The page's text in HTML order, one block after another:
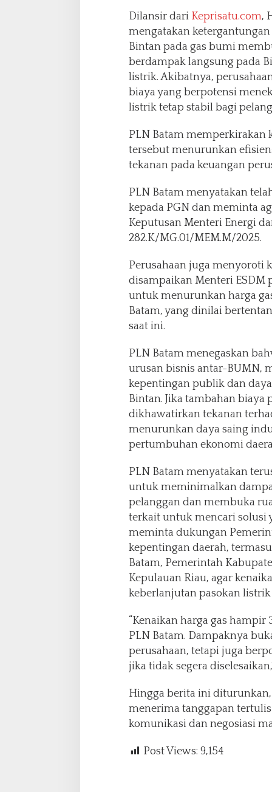
Dilansir dari Keprisatu.com,
mengatakan
Bintan pada gas bumi
berdampak langsung pada
listrik. Akibatnya,
biaya yang berpotensi
listrik tetap stabil bagi
PLN Batam memperkirakan
tersebut menurunkan
tekanan pada keuangan
PLN Batam menyatakan
kepada PGN dan meminta
Keputusan Menteri Energi
282.K/MG.01/MEM.M/2025.
Perusahaan juga menyoroti
disampaikan Menteri ESDM
untuk menurunkan harga
Batam, yang dinilai
saat ini.
PLN Batam menegaskan
urusan bisnis antar-BUMN,
kepentingan publik dan
Bintan. Jika tambahan
dikhawatirkan tekanan
menurunkan daya saing
pertumbuhan ekonomi
PLN Batam menyatakan
untuk meminimalkan
pelanggan dan membuka
terkait untuk mencari solusi
meminta dukungan
kepentingan daerah,
Batam, Pemerintah
Kepulauan Riau, agar
keberlanjutan pasokan
“Kenaikan harga gas
PLN Batam. Dampaknya
perusahaan, tetapi juga
jika tidak segera
Hingga berita ini
menerima tanggapan
komunikasi dan negosiasi
Post Views: 9,154